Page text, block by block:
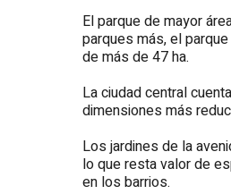
El parque de mayor
parques más, el
de más de 47 ha.
La ciudad central
dimensiones más
Los jardines de la
lo que resta valor de
en los barrios.